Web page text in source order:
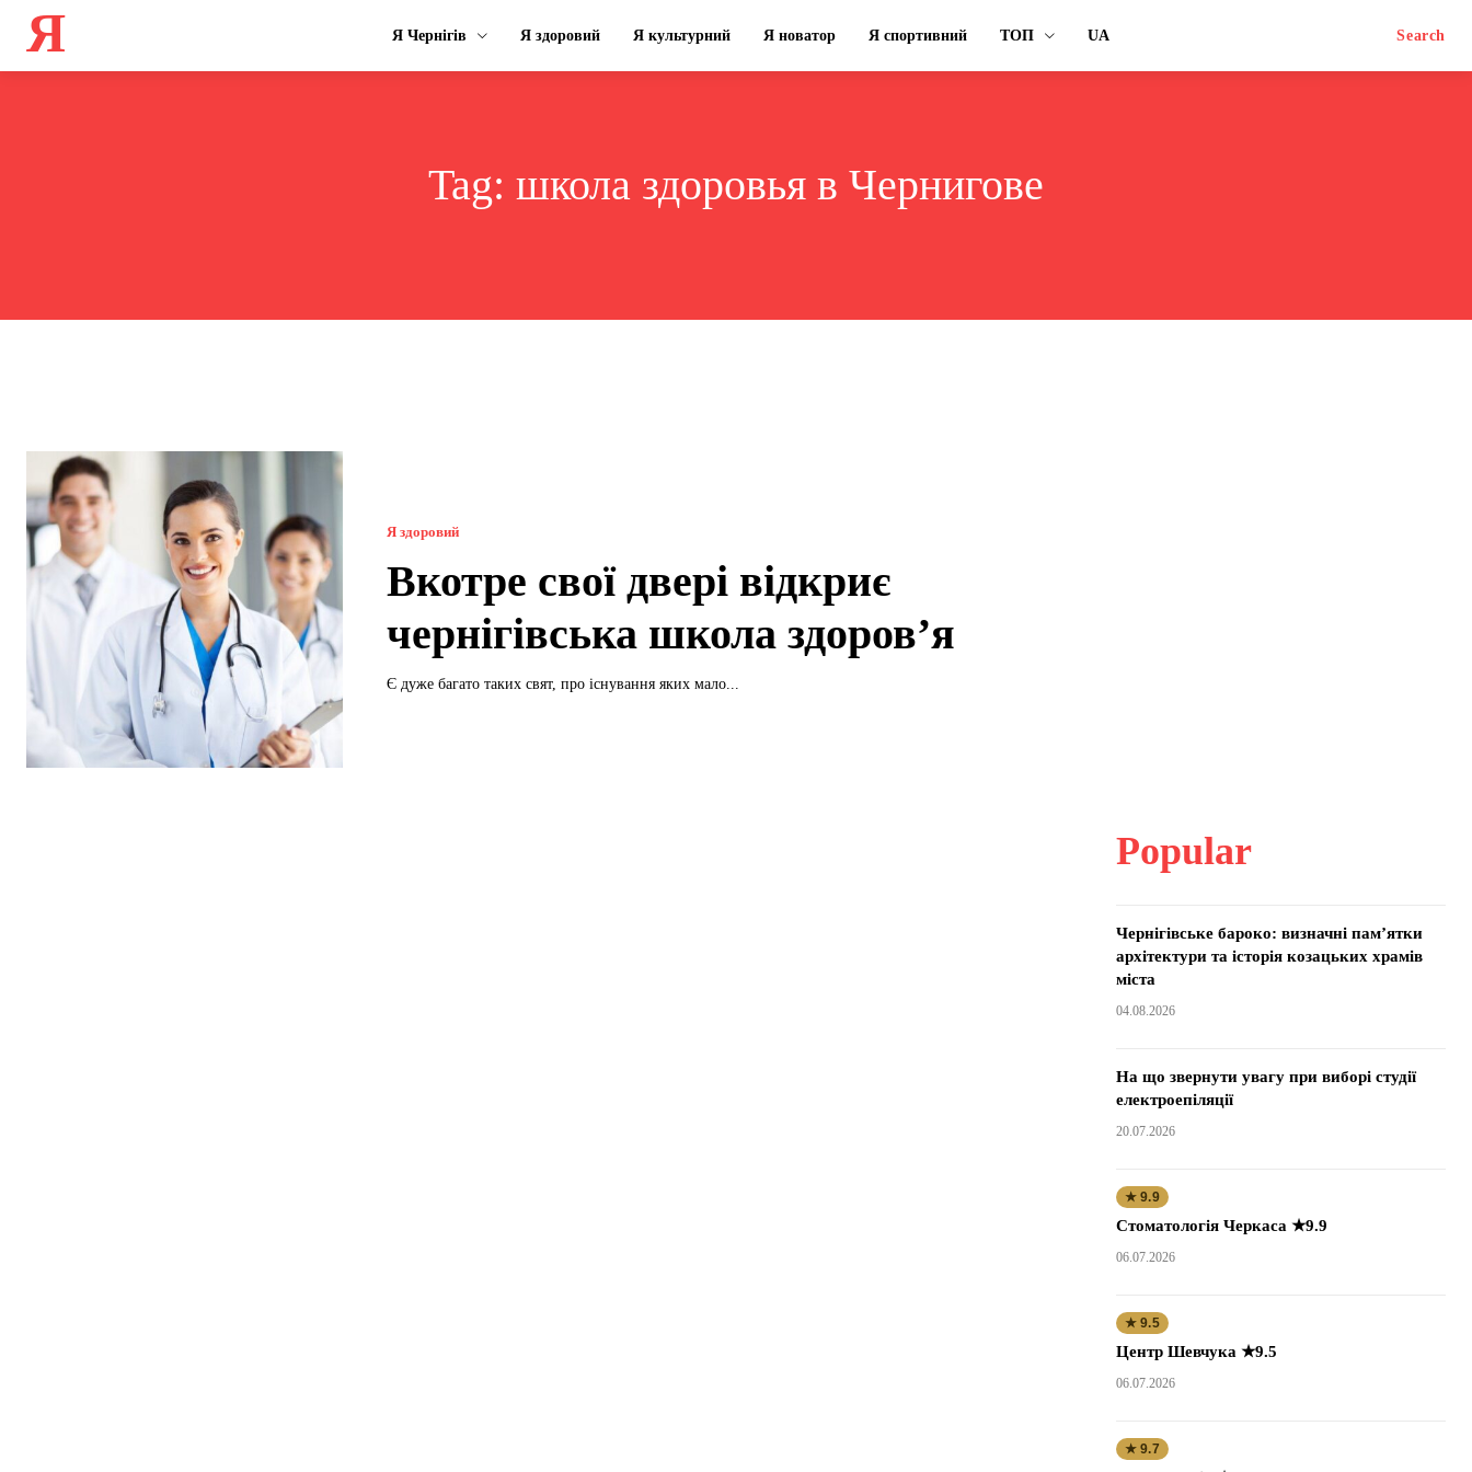
Я Я Чернігів Я здоровий Я культурний Я новатор Я спортивний ТОП UA Search
Tag: школа здоровья в Чернигове
Я здоровий
Вкотре свої двері відкриє
чернігівська школа здоров’я
Є дуже багато таких свят, про існування яких мало...
Popular
Чернігівське бароко: визначні пам’ятки
архітектури та історія козацьких храмів
міста
04.08.2026
На що звернути увагу при виборі студії
електроепіляції
20.07.2026
★ 9.9
Стоматологія Черкаса ★9.9
06.07.2026
★ 9.5
Центр Шевчука ★9.5
06.07.2026
★ 9.7